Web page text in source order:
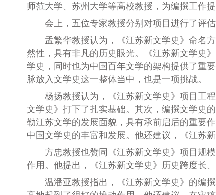
师范大学、苏州大学等高校教授，为编撰工作
会上，五位专家教授分别对项目进行了评估
孟繁华教授认为，《江苏新文学史》命名
然性，具有非凡的历史眼光。《江苏新文学史
学史，同时也为中国百年文学的架构提供了重
脉放入文学史这一整体当中，也是一项挑战。
杨扬教授认为，《江苏新文学史》项目工
文学史》打下了扎实基础。其次，编撰文学史
勒江苏文学的发展面貌，具有承前启后的重要
中国文学史的丰富和发展。他还建议，《江苏
方忠教授也赞同《江苏新文学史》项目规
作用。 他提出，《江苏新文学史》历史跨度长
温潘亚教授指出，《江苏新文学史》的编